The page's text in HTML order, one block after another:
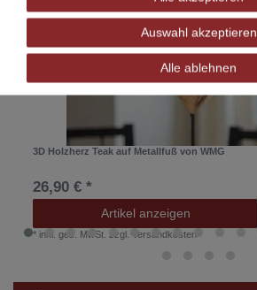
3D Holzherz Teak auf Metallfuß von WMG
26,90 € *
Artikel anzeigen
* inkl. ges. MwSt. zzgl. Versandkosten
Auswahl akzeptieren
Alle ablehnen